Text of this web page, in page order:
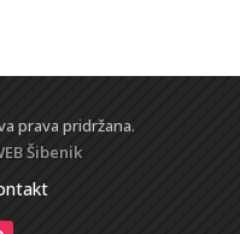
prava pridržana.
Šibenik